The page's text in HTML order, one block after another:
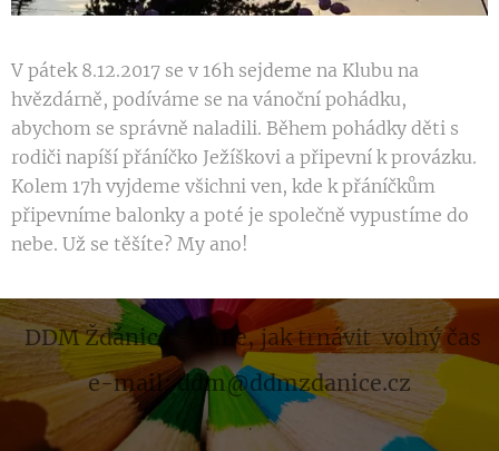
V pátek 8.12.2017 se v 16h sejdeme na Klubu na
hvězdárně, podíváme se na vánoční pohádku,
abychom se správně naladili. Během pohádky děti s
rodiči napíší přáníčko Ježíškovi a připevní k provázku.
Kolem 17h vyjdeme všichni ven, kde k přáníčkům
připevníme balonky a poté je společně vypustíme do
nebe. Už se těšíte? My ano!
DDM Ždánice
- víme, jak trnávit volný čas
e-mail: ddm@ddmzdanice.cz
.